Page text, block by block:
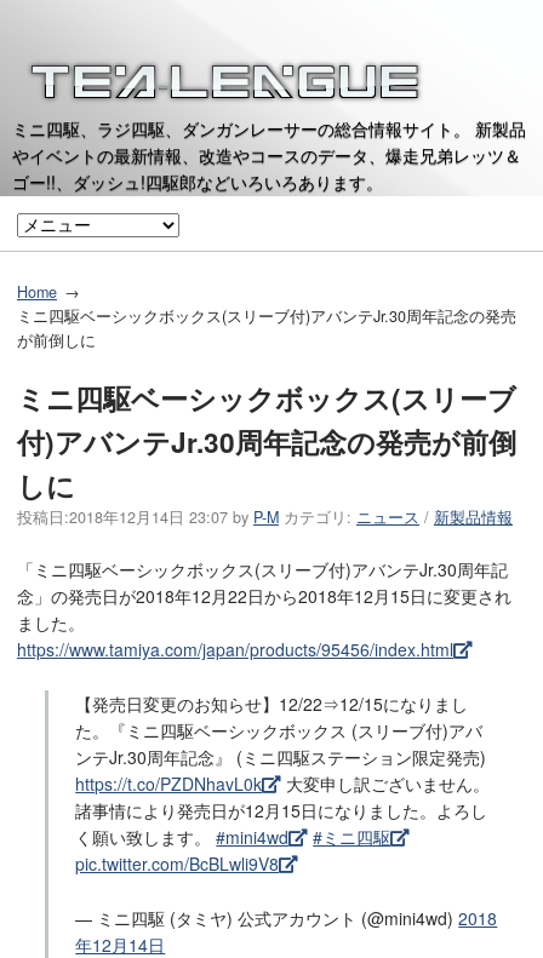
ミニ四駆、ラジ四駆、ダンガンレーサーの総合情報サイト。 新製品
やイベントの最新情報、改造やコースのデータ、爆走兄弟レッツ＆
ゴー!!、ダッシュ!四駆郎などいろいろあります。
Home
ミニ四駆ベーシックボックス(スリーブ付)アバンテJr.30周年記念の発売
が前倒しに
ミニ四駆ベーシックボックス(スリーブ
付)アバンテJr.30周年記念の発売が前倒
しに
投稿日:2018年12月14日 23:07 by P-M カテゴリ: ニュース / 新製品情報
「ミニ四駆ベーシックボックス(スリーブ付)アバンテJr.30周年記
念」の発売日が2018年12月22日から2018年12月15日に変更され
ました。
https://www.tamiya.com/japan/products/95456/index.html
【発売日変更のお知らせ】12/22⇒12/15になりまし
た。『ミニ四駆ベーシックボックス (スリーブ付)アバ
ンテJr.30周年記念』 (ミニ四駆ステーション限定発売)
https://t.co/PZDNhavL0k
大変申し訳ございません。
諸事情により発売日が12月15日になりました。よろし
く願い致します。#mini4wd
#ミニ四駆
pic.twitter.com/BcBLwli9V8
— ミニ四駆 (タミヤ) 公式アカウント (@mini4wd)2018
年12月14日